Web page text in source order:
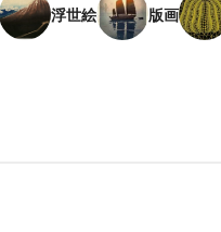
浮世絵 版画